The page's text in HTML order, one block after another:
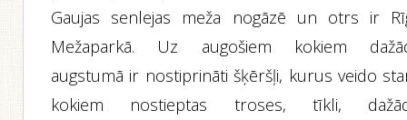
Gaujas senlejas meža nogāzē un otrs ir
Mežaparkā. Uz augošiem kokiem
augstumā ir nostiprināti šķēršļi, kurus veido
kokiem nostieptas troses, tīkli,